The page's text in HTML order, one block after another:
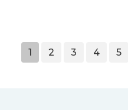
1 2 3 4 5